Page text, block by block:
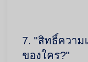
7. "สิทธิ์ความ
ของใคร?"